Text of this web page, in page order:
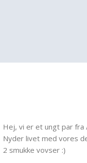
Hej, vi er et ungt par fra
Nyder livet med vores
2 smukke vovser :)